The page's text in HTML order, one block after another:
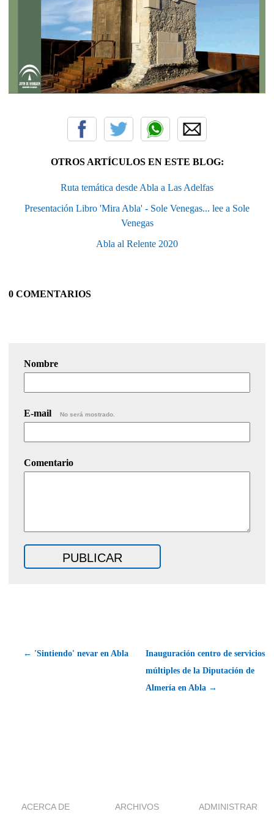
OTROS ARTÍCULOS EN ESTE BLOG:
Ruta temática desde Abla a Las Adelfas
Presentación Libro 'Mira Abla' - Sole Venegas... lee a Sole
Venegas
Abla al Relente 2020
0 COMENTARIOS
Nombre
E-mail No será mostrado.
Comentario
← 'Sintiendo' nevar en Abla
Inauguración centro de servicios
múltiples de la Diputación de
Almería en Abla →
ACERCA DE ARCHIVOS ADMINISTRAR